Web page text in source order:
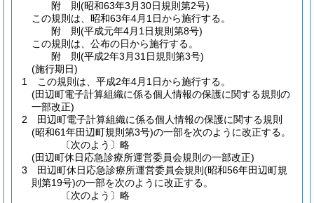
附 則(昭和63年3月30日規則第2号)
この規則は、昭和63年4月1日から施行する。
附 則(平成元年4月1日規則第8号)
この規則は、公布の日から施行する。
附 則(平成2年3月31日規則第3号)
(施行期日)
1
この規則は、平成2年4月1日から施行する。
(田辺町電子計算組織に係る個人情報の保護に関する規則の
一部改正)
2
田辺町電子計算組織に係る個人情報の保護に関する規則
(昭和61年田辺町規則第3号)の一部を次のように改正する。
〔次のよう〕略
(田辺町休日応急診療所運営委員会規則の一部改正)
3
田辺町休日応急診療所運営委員会規則 (昭和56年田辺町規
則第19号)の一部を次のように改正する。
〔次のよう〕略